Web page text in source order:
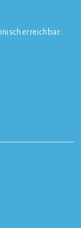
erreichbar: